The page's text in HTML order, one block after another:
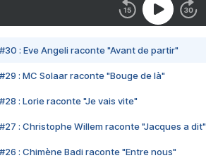
#30 : Eve Angeli raconte "Avant de partir"
#29 : MC Solaar raconte "Bouge de là"
#28 : Lorie raconte "Je vais vite"
#27 : Christophe Willem raconte "Jacques a dit"
#26 : Chimène Badi raconte "Entre nous"